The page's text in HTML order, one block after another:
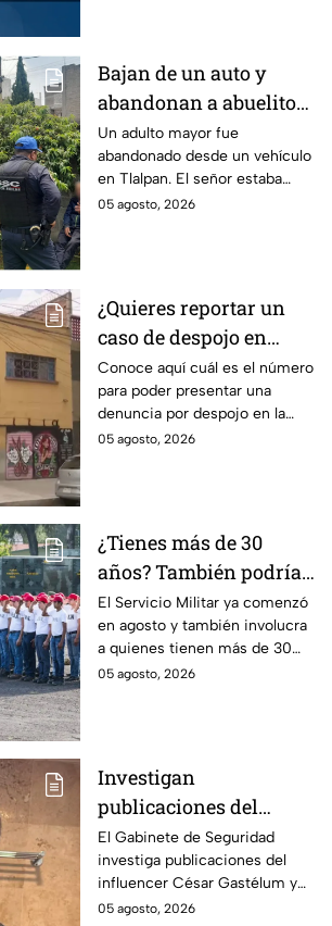
Bajan de un auto y
abandonan a abuelito
de 83 años en CDMX
con demencia senil
Un adulto mayor fue
abandonado desde un vehículo
en Tlalpan. El señor estaba
desorientado y la ayuda de
05 agosto, 2026
¿Quieres reportar un
caso de despojo en
CDMX? El número que
tienes que marcar y lo
que tienes que hacer
Conoce aquí cuál es el número
para poder presentar una
denuncia por despojo en la
CDMX y qué hacer si eres
05 agosto, 2026
¿Tienes más de 30
años? También podrías
tener que hacer el
Servicio Militar 2026 si
saliste sorteado en
agosto
El Servicio Militar ya comenzó
en agosto y también involucra
a quienes tienen más de 30
años. Conoce quiénes deben
05 agosto, 2026
Investigan
publicaciones del
influencer César
Gastélum por alusión a
"La Mayiza"
El Gabinete de Seguridad
investiga publicaciones del
influencer César Gastélum y
analiza videos tras su
05 agosto, 2026